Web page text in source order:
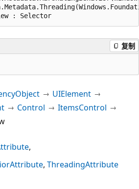
: Selector
复制
UIElement
Control
ItemsControl
ThreadingAttribute